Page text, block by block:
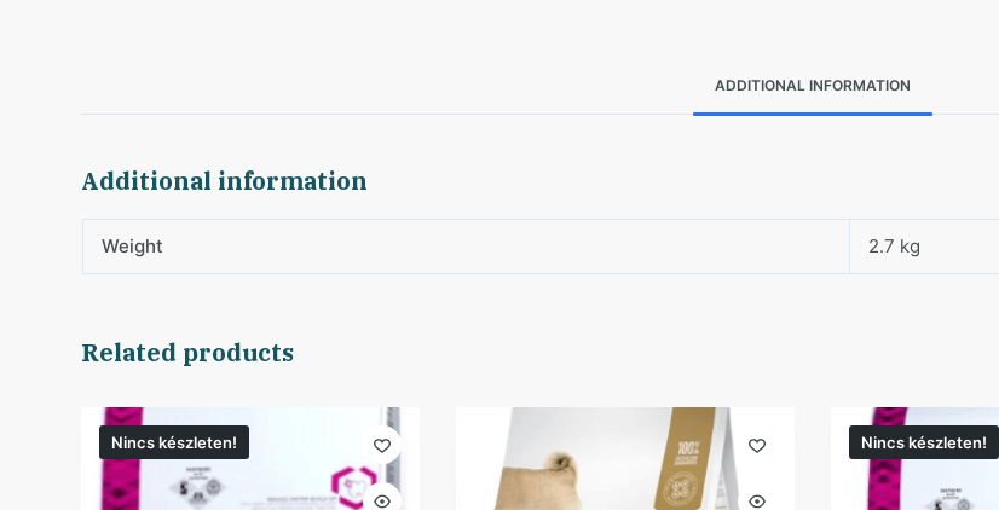
ADDITIONAL INFORMATION
Additional information
Weight 2.7 kg
Related products
Nincs készleten! Nincs készleten!